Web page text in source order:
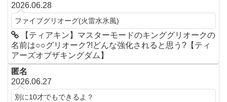
2026.06.28
ファイブグリオーグ(火雷水氷風)
【ティアキン】マスターモードのキンググリオークの
名前は○○グリオーク?!どんな強化されると思う?【ティ
アーズオブザキングダム】
匿名
2026.06.27
別に10才でもできるよ？